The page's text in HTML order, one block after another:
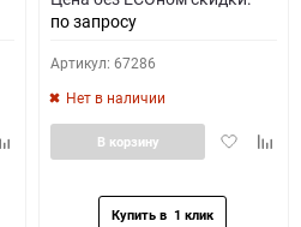
по запросу
Артикул: 67286
Нет в наличии
Добавить
В корзину